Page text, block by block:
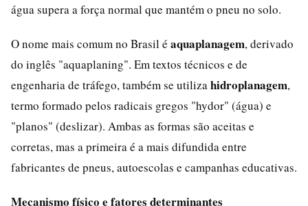
água supera a força normal que mantém o pneu no solo.
O nome mais comum no Brasil é aquaplanagem, derivado
do inglês "aquaplaning". Em textos técnicos e de
engenharia de tráfego, também se utiliza hidroplanagem,
termo formado pelos radicais gregos "hydor" (água) e
"planos" (deslizar). Ambas as formas são aceitas e
corretas, mas a primeira é a mais difundida entre
fabricantes de pneus, autoescolas e campanhas educativas.
Mecanismo físico e fatores determinantes